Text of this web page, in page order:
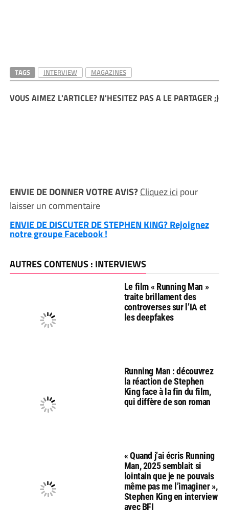
TAGS INTERVIEW MAGAZINES
VOUS AIMEZ L'ARTICLE? N'HESITEZ PAS A LE PARTAGER ;)
ENVIE DE DONNER VOTRE AVIS?Cliquez ici pour
laisser un commentaire
ENVIE DE DISCUTER DE STEPHEN KING? Rejoignez
notre groupe Facebook !
AUTRES CONTENUS : INTERVIEWS
Le film « Running Man »
traite brillament des
controverses sur l’IA et
les deepfakes
Running Man : découvrez
la réaction de Stephen
King face à la fin du film,
qui diffère de son roman
« Quand j’ai écris Running
Man, 2025 semblait si
lointain que je ne pouvais
même pas me l’imaginer »,
Stephen King en interview
avec BFI